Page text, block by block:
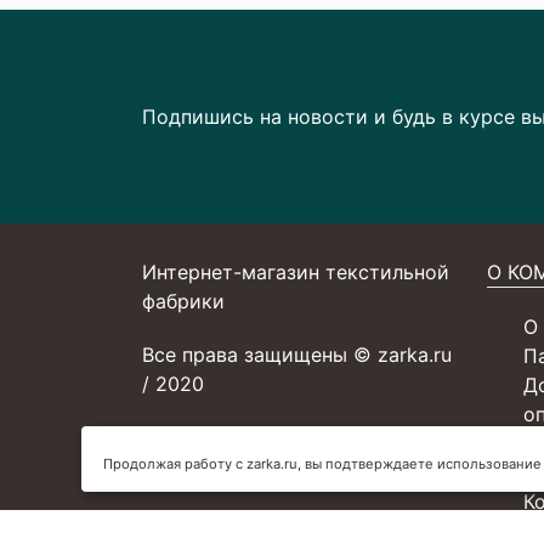
Подпишись на новости и будь в курсе
Интернет-магазин текстильной
фабрики
Все права защищены © zarka.ru
/ 2020
О
О
Продолжая работу с zarka.ru, вы подтверждаете